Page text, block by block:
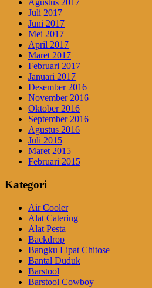
Agustus 2017
Juli 2017
Juni 2017
Mei 2017
April 2017
Maret 2017
Februari 2017
Januari 2017
Desember 2016
November 2016
Oktober 2016
September 2016
Agustus 2016
Juli 2015
Maret 2015
Februari 2015
Kategori
Air Cooler
Alat Catering
Alat Pesta
Backdrop
Bangku Lipat Chitose
Bantal Duduk
Barstool
Barstool Cowboy